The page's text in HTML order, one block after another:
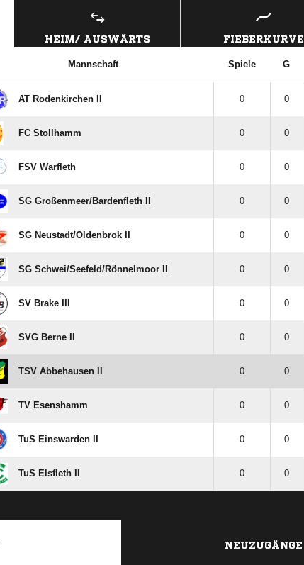
HEIM/ AUSWÄRTS FIEBERKURVE
Mannschaft Spiele G
AT Rodenkirchen II 0 0
FC Stollhamm 0 0
FSV Warfleth 0 0
SG Großenmeer/​Bardenfleth II 0 0
SG Neustadt/​Oldenbrok II 0 0
SG Schwei/​Seefeld/​Rönnelmoor II 0 0
SV Brake III 0 0
SVG Berne II 0 0
TSV Abbehausen II 0 0
TV Esenshamm 0 0
TuS Einswarden II 0 0
TuS Elsfleth II 0 0
NEUZUGÄNGE